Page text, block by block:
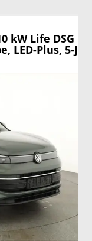
kW Life DSG
LED-Plus, 5-J